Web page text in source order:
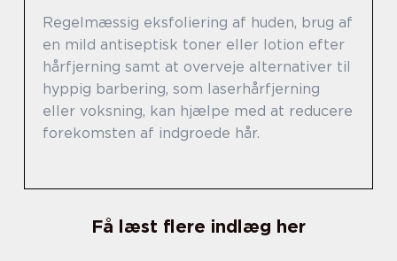
Regelmæssig eksfoliering af huden, brug af
en mild antiseptisk toner eller lotion efter
hårfjerning samt at overveje alternativer til
hyppig barbering, som laserhårfjerning
eller voksning, kan hjælpe med at reducere
forekomsten af indgroede hår.
Få læst flere indlæg her